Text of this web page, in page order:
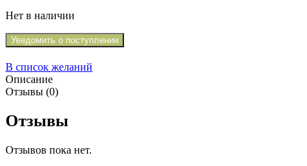
Нет в наличии
Уведомить о поступлении
В список желаний
Описание
Отзывы (0)
Отзывы
Отзывов пока нет.